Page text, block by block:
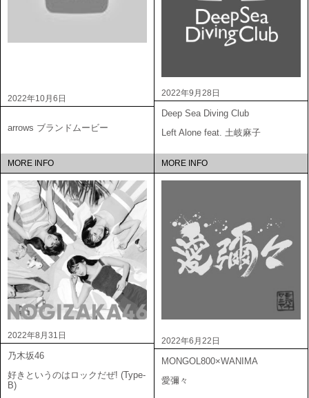
2022年10月6日
arrows ブランドムービー
MORE INFO
2022年9月28日
Deep Sea Diving Club
Left Alone feat. 土岐麻子
MORE INFO
2022年8月31日
乃木坂46
好きというのはロックだぜ! (Type-
B)
2022年6月22日
MONGOL800×WANIMA
愛彌々